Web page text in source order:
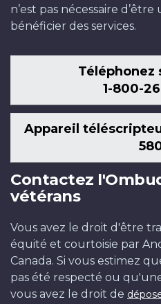
n’est pas nécessaire
bénéficier des services.
Téléphonez
1-800-
Appareil
Contactez
vétérans
Vous avez le droit d'être
équité et courtoisie par
Canada. Si vous estimez
pas été respecté ou
vous avez le droit de